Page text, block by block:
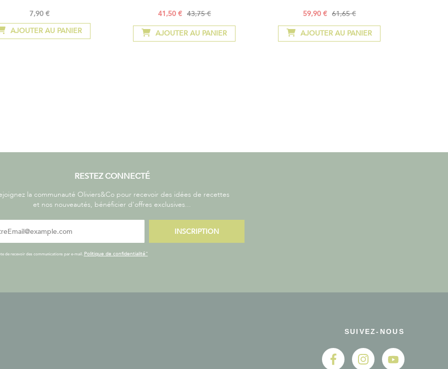
7,90 €
AJOUTER AU PANIER
Prix
41,50 €
Prix
43,75 €
AJOUTER AU PANIER
Prix
59,90 €
Prix
61,65 €
AJOUTER AU PANIER
RESTEZ CONNECTÉ
la communauté Oliviers&Co pour recevoir des idées de recettes
et nos nouveautés, bénéficier d'offres exclusives...
INSCRIPTION
de recevoir des communications par e-mail. Politique de confidentialité"
SUIVEZ-NOUS